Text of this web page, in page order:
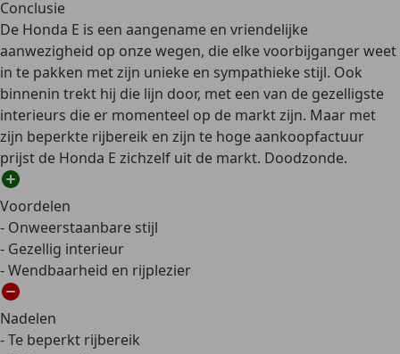
Conclusie
De Honda E is een aangename en vriendelijke
aanwezigheid op onze wegen, die elke voorbijganger weet
in te pakken met zijn unieke en sympathieke stijl. Ook
binnenin trekt hij die lijn door, met een van de gezelligste
interieurs die er momenteel op de markt zijn. Maar met
zijn beperkte rijbereik en zijn te hoge aankoopfactuur
prijst de Honda E zichzelf uit de markt. Doodzonde.
Voordelen
- Onweerstaanbare stijl
- Gezellig interieur
- Wendbaarheid en rijplezier
Nadelen
- Te beperkt rijbereik